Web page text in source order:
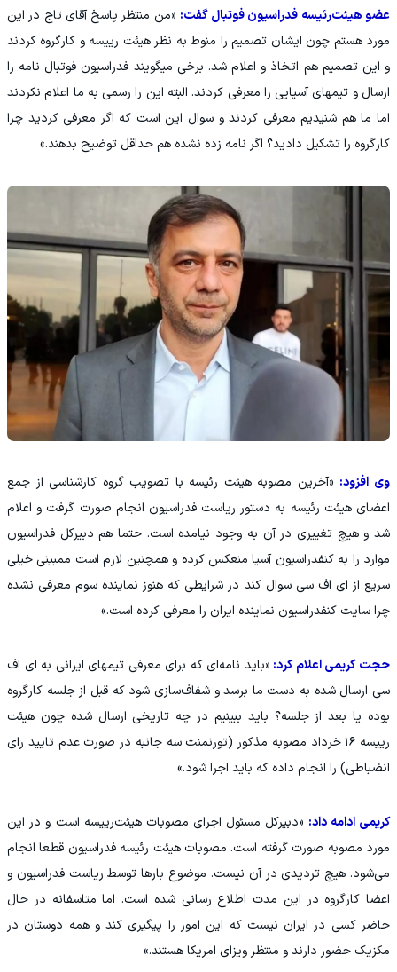
عضو هیئت‌رئیسه فدراسیون فوتبال گفت: «من منتظر پاسخ آقای تاج در این
مورد هستم چون ایشان تصمیم را منوط به نظر هیئت رییسه و کارگروه کردند
و این تصمیم هم اتخاذ و اعلام شد. برخی میگویند فدراسیون فوتبال نامه را
ارسال و تیمهای آسیایی را معرفی کردند. البته این را رسمی به ما اعلام نکردند
اما ما هم شنیدیم معرفی کردند و سوال این است که اگر معرفی کردید چرا
کارگروه را تشکیل دادید؟ اگر نامه زده نشده هم حداقل توضیح بدهند.»
وی افزود: «آخرین مصوبه هیئت رئیسه با تصویب گروه کارشناسی از جمع
اعضای هیئت رئیسه به دستور ریاست فدراسیون انجام صورت گرفت و اعلام
شد و هیچ تغییری در آن به وجود نیامده است. حتما هم دبیرکل فدراسیون
موارد را به کنفدراسیون آسیا منعکس کرده و همچنین لازم است ممبینی خیلی
سریع از ای اف سی سوال کند در شرایطی که هنوز نماینده سوم معرفی نشده
چرا سایت کنفدراسیون نماینده ایران را معرفی کرده است.»
حجت کریمی اعلام کرد: «باید نامه‌ای که برای معرفی تیمهای ایرانی به ای اف
سی ارسال شده به دست ما برسد و شفاف‌سازی شود که قبل از جلسه کارگروه
بوده یا بعد از جلسه؟ باید ببینیم در چه تاریخی ارسال شده چون هیئت
رییسه ۱۶ خرداد مصوبه مذکور (تورنمنت سه جانبه در صورت عدم تایید رای
انضباطی) را انجام داده که باید اجرا شود.»
کریمی ادامه داد: «دبیرکل مسئول اجرای مصوبات هیئت‌رییسه است و در این
مورد مصوبه صورت گرفته است. مصوبات هیئت رئیسه فدراسیون قطعا انجام
می‌شود. هیچ تردیدی در آن نیست. موضوع بارها توسط ریاست فدراسیون و
اعضا کارگروه در این مدت اطلاع رسانی شده است. اما متاسفانه در حال
حاضر کسی در ایران نیست که این امور را پیگیری کند و همه دوستان در
مکزیک حضور دارند و منتظر ویزای امریکا هستند.»